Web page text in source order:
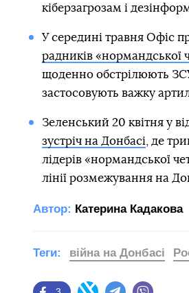
кіберзагрозам і
У середині травня Офіс
радників «нормандської
щоденно обстрілюють
застосовують важку
Зеленський 20 квітня у
зустріч на Донбасі , де
лідерів «нормандської
лінії розмежування на
Автор: Катерина Кадакова
Теги: війна на Донбасі